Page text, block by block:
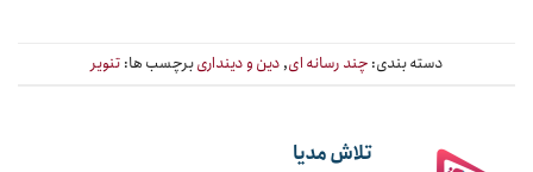
دسته بندی: چند رسانه ای,دین و دینداریبرچسب ها: تنویر
تلاش مدیا